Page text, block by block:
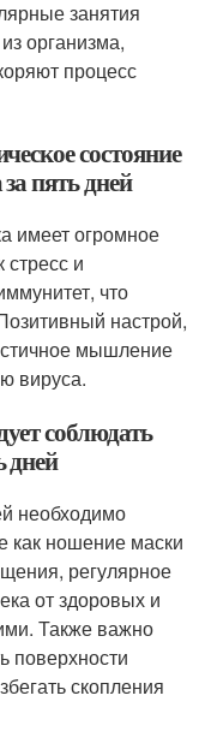
занятия
организма,
процесс
состояние
пять дней
имеет огромное
стресс и
что
настрой,
мышление
вируса.
соблюдать
дней
необходимо
как ношение маски
регулярное
от здоровых и
Также важно
поверхности
скопления